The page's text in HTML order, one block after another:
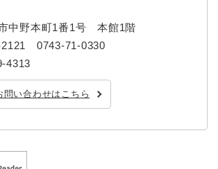
中野本町1番1号 本館1階
2121 0743-71-0330
4313
問い合わせはこちら